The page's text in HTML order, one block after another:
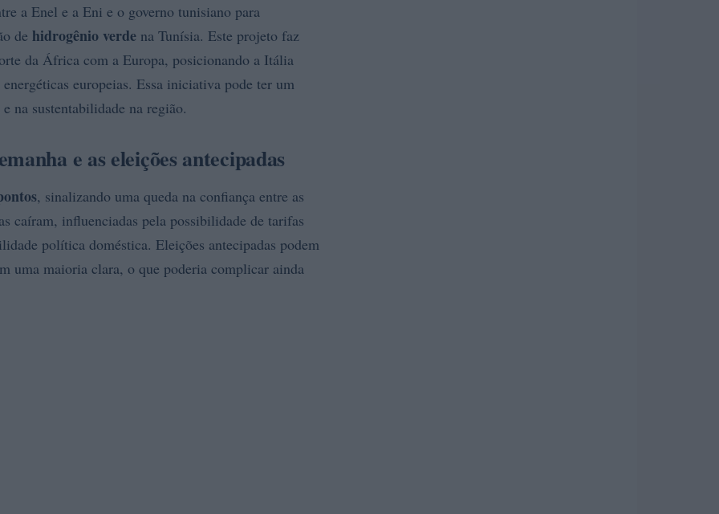
a Enel e a Eni e o governo tunisiano para
de hidrogênio verde na Tunísia. Este projeto faz
da África com a Europa, posicionando a Itália
europeias. Essa iniciativa pode ter um
na sustentabilidade na região.
e as eleições antecipadas
, sinalizando uma queda na confiança entre as
caíram, influenciadas pela possibilidade de tarifas
política doméstica. Eleições antecipadas podem
uma maioria clara, o que poderia complicar ainda